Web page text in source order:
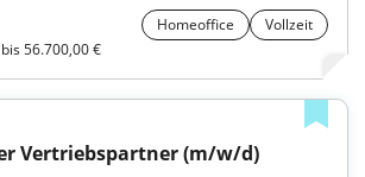
Homeoffice
Vollzeit
56.700,00 €
Vertriebspartner (m/w/d)